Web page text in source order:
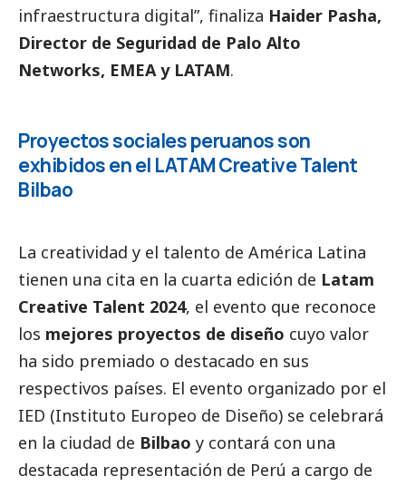
infraestructura digital”, finaliza Haider Pasha,
Director de Seguridad de Palo Alto
Networks, EMEA y LATAM.
Proyectos sociales peruanos son
exhibidos en el LATAM Creative Talent
Bilbao
La creatividad y el talento de América Latina
tienen una cita en la cuarta edición de Latam
Creative Talent 2024, el evento que reconoce
los mejores proyectos de diseño cuyo valor
ha sido premiado o destacado en sus
respectivos países. El evento organizado por el
IED (Instituto Europeo de Diseño) se celebrará
en la ciudad de Bilbao y contará con una
destacada representación de Perú a cargo de